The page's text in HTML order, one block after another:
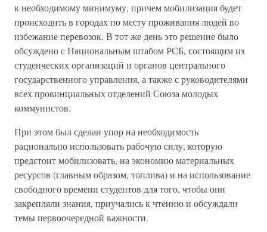
к необходимому минимуму, причем мобилизация будет
происходить в городах по месту проживания людей во
избежание перевозок. В тот же день это решение было
обсуждено с Национальным штабом РСБ, состоящим из
студенческих организаций и органов центрального
государственного управления, а также с руководителями
всех провинциальных отделений Союза молодых
коммунистов.
При этом был сделан упор на необходимость
рационально использовать рабочую силу, которую
предстоит мобилизовать, на экономию материальных
ресурсов (главным образом, топлива) и на использование
свободного времени студентов для того, чтобы они
закрепляли знания, приучались к чтению и обсуждали
темы первоочередной важности.